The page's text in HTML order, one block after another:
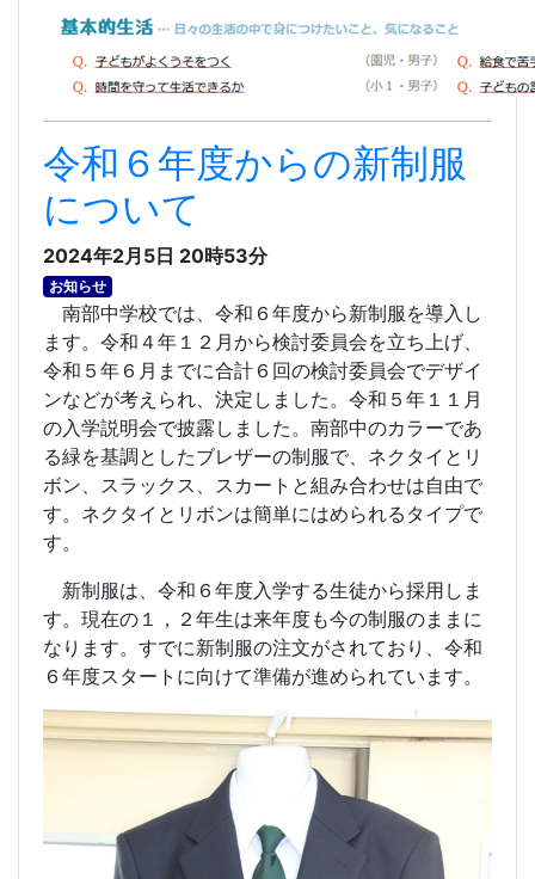
令和６年度からの新制服
について
2024年2月5日 20時53分
お知らせ
南部中学校では、令和６年度から新制服を導入し
ます。令和４年１２月から検討委員会を立ち上げ、
令和５年６月までに合計６回の検討委員会でデザイ
ンなどが考えられ、決定しました。令和５年１１月
の入学説明会で披露しました。南部中のカラーであ
る緑を基調としたブレザーの制服で、ネクタイとリ
ボン、スラックス、スカートと組み合わせは自由で
す。ネクタイとリボンは簡単にはめられるタイプで
す。
新制服は、令和６年度入学する生徒から採用しま
す。現在の１，２年生は来年度も今の制服のままに
なります。すでに新制服の注文がされており、令和
６年度スタートに向けて準備が進められています。